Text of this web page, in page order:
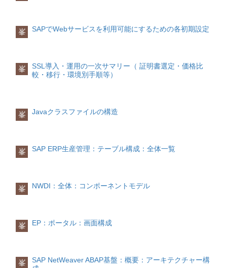
峯 SAPでWebサービスを利用可能にするための各初期設定
峯
SSL導入・運用の一次サマリー（ 証明書選定・価格比
較・移行・環境別手順等）
峯 Javaクラスファイルの構造
峯 SAP ERP生産管理：テーブル構成：全体一覧
峯 NWDI：全体：コンポーネントモデル
峯 EP：ポータル：画面構成
峯
SAP NetWeaver ABAP基盤：概要：アーキテクチャー構